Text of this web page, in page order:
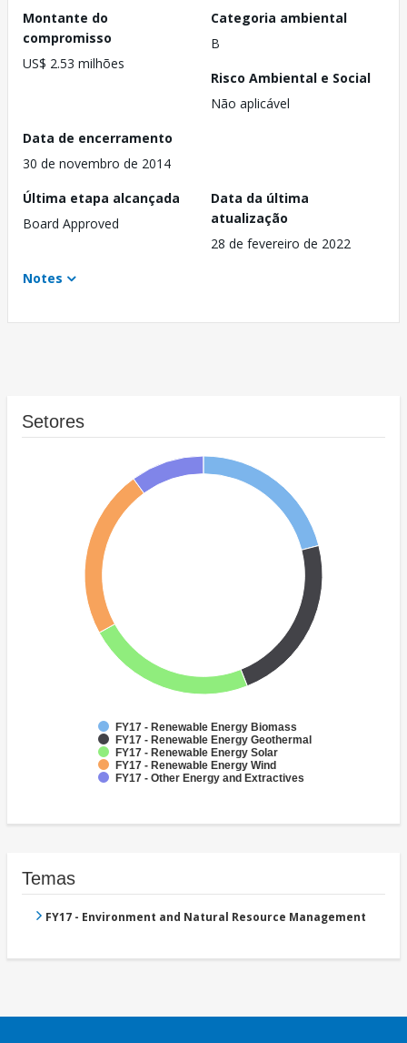
Montante do
compromisso
US$ 2.53 milhões
Categoria ambiental
B
Risco Ambiental e Social
Não aplicável
Data de encerramento
30 de novembro de 2014
Última etapa alcançada
Board Approved
Data da última
atualização
28 de fevereiro de 2022
Notes
Setores
FY17 - Renewable Energy Biomass
FY17 - Renewable Energy Geothermal
FY17 - Renewable Energy Solar
FY17 - Renewable Energy Wind
FY17 - Other Energy and Extractives
Temas
FY17 - Environment and Natural Resource Management